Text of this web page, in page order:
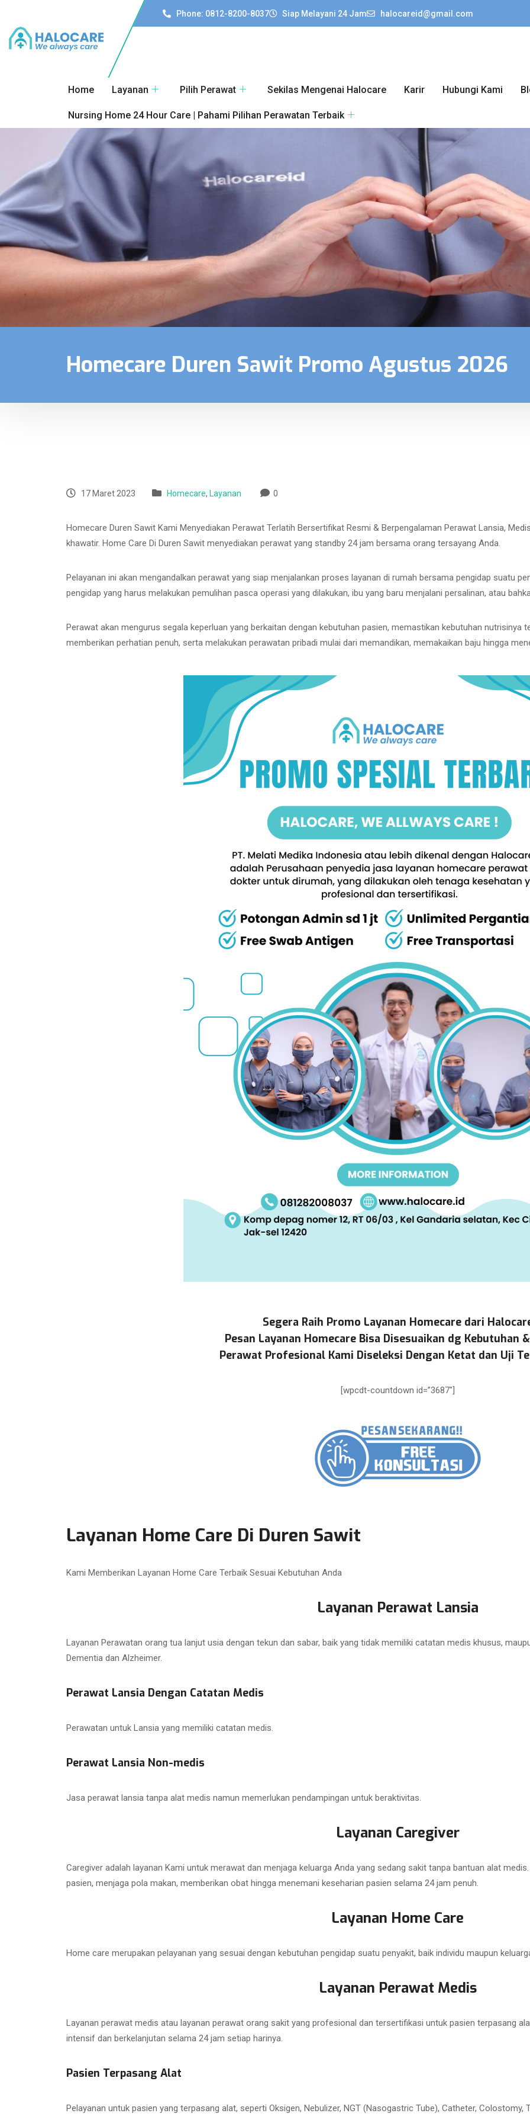
Phone: 0812-8200-8037 Siap Melayani 24 Jam halocareid@gmail.com
Home Layanan Pilih Perawat Sekilas Mengenai Halocare Karir Hubungi Kami
Nursing Home 24 Hour Care | Pahami Pilihan Perawatan Terbaik
Homecare Duren Sawit Promo Agustus 2026
17 Maret 2023 Homecare, Layanan 0
Homecare Duren Sawit Kami Menyediakan Perawat Terlatih Bersertifikat Resmi & Berpengalaman Perawat Lansia,
khawatir. Home Care Di Duren Sawit menyediakan perawat yang standby 24 jam bersama orang tersayang Anda.
Pelayanan ini akan mengandalkan perawat yang siap menjalankan proses layanan di rumah bersama pengidap suatu
pengidap yang harus melakukan pemulihan pasca operasi yang dilakukan, ibu yang baru menjalani persalinan, atau
Perawat akan mengurus segala keperluan yang berkaitan dengan kebutuhan pasien, memastikan kebutuhan nutrisinya
memberikan perhatian penuh, serta melakukan perawatan pribadi mulai dari memandikan, memakaikan baju hingga
Segera Raih Promo Layanan Homecare dari
Pesan Layanan Homecare Bisa Disesuaikan dg Kebutuhan
Perawat Profesional Kami Diseleksi Dengan Ketat dan Uji
[wpcdt-countdown id=”3687″]
Layanan Home Care Di Duren Sawit
Kami Memberikan Layanan Home Care Terbaik Sesuai Kebutuhan Anda
Layanan Perawat Lansia
Layanan Perawatan orang tua lanjut usia dengan tekun dan sabar, baik yang tidak memiliki catatan medis khusus,
Dementia dan Alzheimer.
Perawat Lansia Dengan Catatan Medis
Perawatan untuk Lansia yang memiliki catatan medis.
Perawat Lansia Non-medis
Jasa perawat lansia tanpa alat medis namun memerlukan pendampingan untuk beraktivitas.
Layanan Caregiver
Caregiver adalah layanan Kami untuk merawat dan menjaga keluarga Anda yang sedang sakit tanpa bantuan alat
pasien, menjaga pola makan, memberikan obat hingga menemani keseharian pasien selama 24 jam penuh.
Layanan Home Care
Home care merupakan pelayanan yang sesuai dengan kebutuhan pengidap suatu penyakit, baik individu maupun
Layanan Perawat Medis
Layanan perawat medis atau layanan perawat orang sakit yang profesional dan tersertifikasi untuk pasien terpasang
intensif dan berkelanjutan selama 24 jam setiap harinya.
Pasien Terpasang Alat
Pelayanan untuk pasien yang terpasang alat, seperti Oksigen, Nebulizer, NGT (Nasogastric Tube), Catheter, Colostomy,